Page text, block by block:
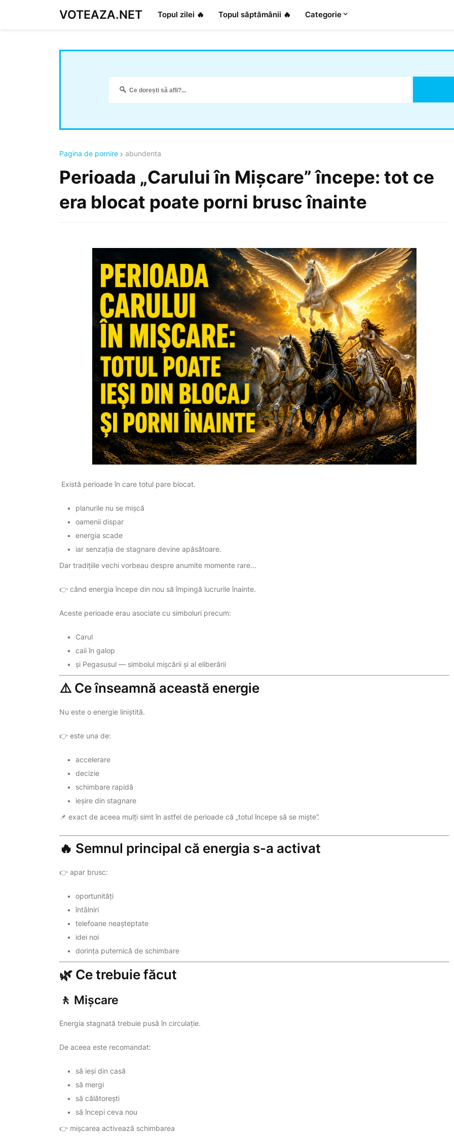
VOTEAZA.NET Topul zilei 🔥 Topul săptămânii 🔥 Categorie
Pagina de pornire abundenta
Perioada „Carului în Mișcare” începe: tot ce
era blocat poate porni brusc înainte
Există perioade în care totul pare blocat.
planurile nu se mișcă
oamenii dispar
energia scade
iar senzația de stagnare devine apăsătoare.
Dar tradițiile vechi vorbeau despre anumite momente rare…
👉 când energia începe din nou să împingă lucrurile înainte.
Aceste perioade erau asociate cu simboluri precum:
Carul
caii în galop
și Pegasusul — simbolul mișcării și al eliberării
⚠️ Ce înseamnă această energie
Nu este o energie liniștită.
👉 este una de:
accelerare
decizie
schimbare rapidă
ieșire din stagnare
📌 exact de aceea mulți simt în astfel de perioade că „totul începe să se miște”.
🔥 Semnul principal că energia s-a activat
👉 apar brusc:
oportunități
întâlniri
telefoane neașteptate
idei noi
dorința puternică de schimbare
🌿 Ce trebuie făcut
🚶 Mișcare
Energia stagnată trebuie pusă în circulație.
De aceea este recomandat:
să ieși din casă
să mergi
să călătorești
să începi ceva nou
👉 mișcarea activează schimbarea